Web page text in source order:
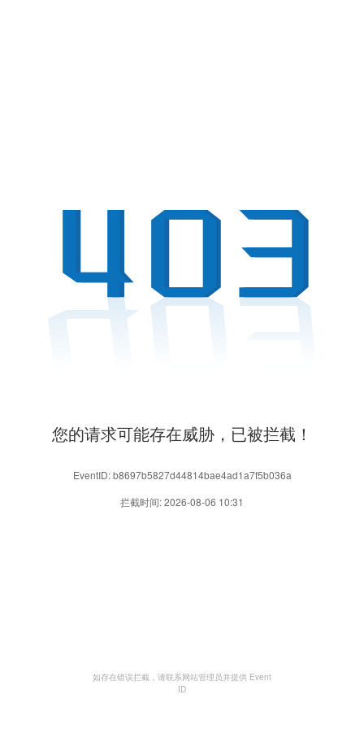
您的请求可能存在威胁，已被拦截！
EventID: b8697b5827d44814bae4ad1a7f5b036a
拦截时间: 2026-08-06 10:31
如存在错误拦截，请联系网站管理员并提供 Event
ID